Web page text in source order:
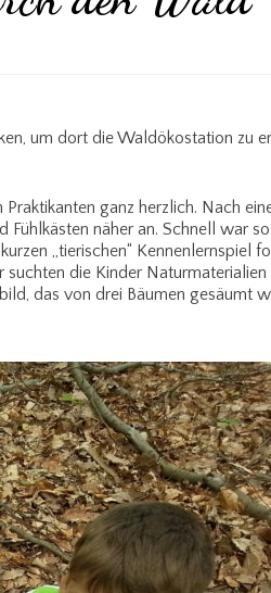
um dort die Waldökostation zu
ganz herzlich. Nach
näher an. Schnell war
„tierischen“ Kennenlernspiel
die Kinder
das von drei Bäumen gesäumt